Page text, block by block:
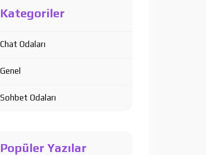
Kategoriler
Chat Odaları
Genel
Sohbet Odaları
Popüler Yazılar